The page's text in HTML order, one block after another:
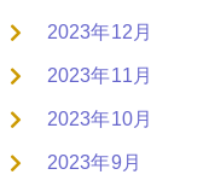
2023年12月
2023年11月
2023年10月
2023年9月